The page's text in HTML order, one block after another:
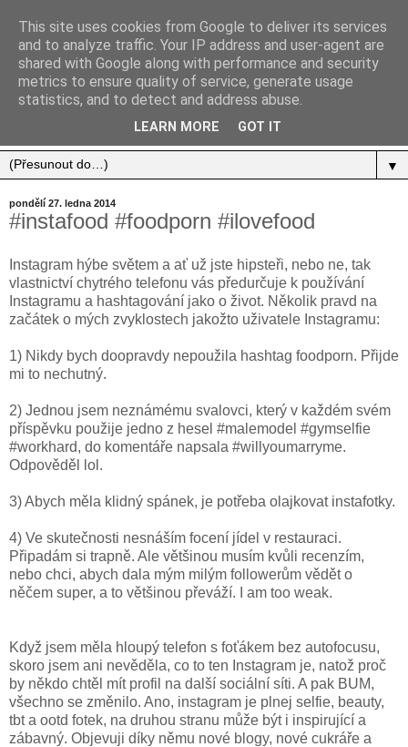
Jídlo, cestování, život.
▼
pondělí 27. ledna 2014
#instafood #foodporn #ilovefood
Instagram hýbe světem a ať už jste hipsteři, nebo ne, tak
vlastnictví chytrého telefonu vás předurčuje k používání
Instagramu a hashtagování jako o život. Několik pravd na
začátek o mých zvyklostech jakožto uživatele Instagramu:
1) Nikdy bych doopravdy nepoužila hashtag foodporn. Přijde
mi to nechutný.
2) Jednou jsem neznámému svalovci, který v každém svém
příspěvku použije jedno z hesel #malemodel #gymselfie
#workhard, do komentáře napsala #willyoumarryme.
Odpověděl lol.
3) Abych měla klidný spánek, je potřeba olajkovat instafotky.
4) Ve skutečnosti nesnáším focení jídel v restauraci.
Připadám si trapně. Ale většinou musím kvůli recenzím,
nebo chci, abych dala mým milým followerům vědět o
něčem super, a to většinou převáží. I am too weak.
Když jsem měla hloupý telefon s foťákem bez autofocusu,
skoro jsem ani nevěděla, co to ten Instagram je, natož proč
by někdo chtěl mít profil na další sociální síti. A pak BUM,
všechno se změnilo. Ano, instagram je plnej selfie, beauty,
tbt a ootd fotek, na druhou stranu může být i inspirující a
zábavný. Objevuji díky němu nové blogy, nové cukráře a
This site uses cookies from Google to deliver its services
and to analyze traffic. Your IP address and user-agent are
shared with Google along with performance and security
metrics to ensure quality of service, generate usage
statistics, and to detect and address abuse.
LEARN MORE GOT IT